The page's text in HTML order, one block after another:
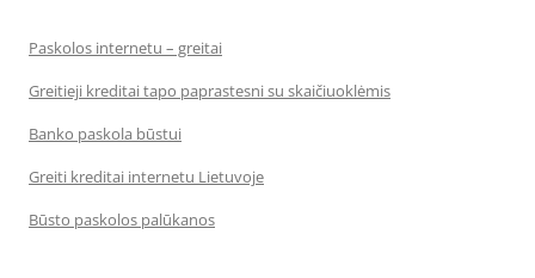
Paskolos internetu – greitai
Greitieji kreditai tapo paprastesni su skaičiuoklėmis
Banko paskola būstui
Greiti kreditai internetu Lietuvoje
Būsto paskolos palūkanos